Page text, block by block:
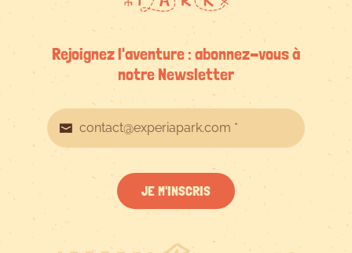
Rejoignez l'aventure : abonnez-vous à
notre Newsletter
JE M'INSCRIS